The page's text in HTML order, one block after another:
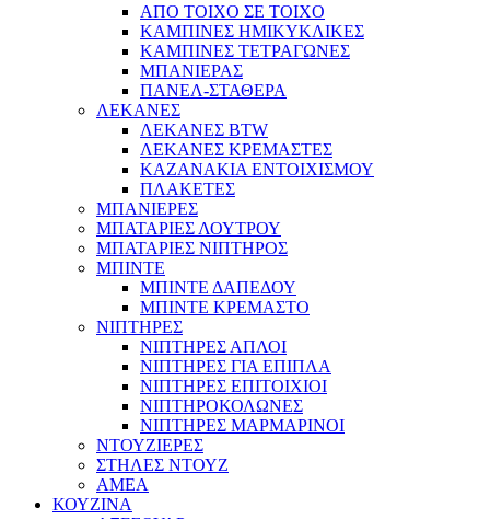
ΑΠΟ ΤΟΙΧΟ ΣΕ ΤΟΙΧΟ
ΚΑΜΠΙΝΕΣ ΗΜΙΚΥΚΛΙΚΕΣ
ΚΑΜΠΙΝΕΣ ΤΕΤΡΑΓΩΝΕΣ
ΜΠΑΝΙΕΡΑΣ
ΠΑΝΕΛ-ΣΤΑΘΕΡΑ
ΛΕΚΑΝΕΣ
ΛΕΚΑΝΕΣ BTW
ΛΕΚΑΝΕΣ ΚΡΕΜΑΣΤΕΣ
ΚΑΖΑΝΑΚΙΑ ΕΝΤΟΙΧΙΣΜΟΥ
ΠΛΑΚΕΤΕΣ
ΜΠΑΝΙΕΡΕΣ
ΜΠΑΤΑΡΙΕΣ ΛΟΥΤΡΟΥ
ΜΠΑΤΑΡΙΕΣ ΝΙΠΤΗΡΟΣ
ΜΠΙΝΤΕ
ΜΠΙΝΤΕ ΔΑΠΕΔΟΥ
ΜΠΙΝΤΕ ΚΡΕΜΑΣΤΟ
ΝΙΠΤΗΡΕΣ
ΝΙΠΤΗΡΕΣ ΑΠΛΟΙ
ΝΙΠΤΗΡΕΣ ΓΙΑ ΕΠΙΠΛΑ
ΝΙΠΤΗΡΕΣ ΕΠΙΤΟΙΧΙΟΙ
ΝΙΠΤΗΡΟΚΟΛΩΝΕΣ
ΝΙΠΤΗΡΕΣ ΜΑΡΜΑΡΙΝΟΙ
ΝΤΟΥΖΙΕΡΕΣ
ΣΤΗΛΕΣ ΝΤΟΥΖ
ΑΜΕΑ
ΚΟΥΖΙΝΑ